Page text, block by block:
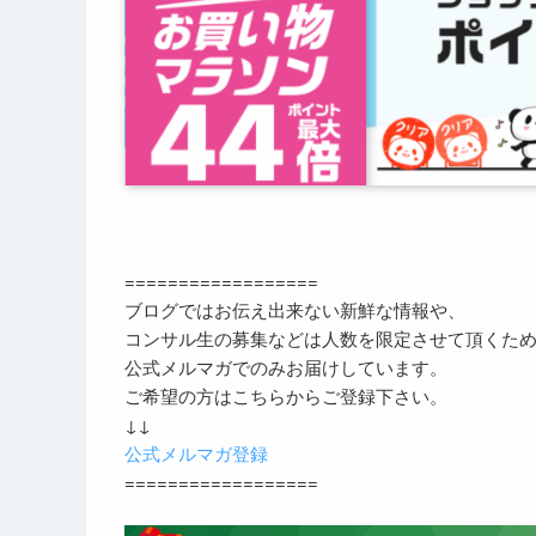
==================
ブログではお伝え出来ない新鮮な情報や、
コンサル生の募集などは人数を限定させて頂くため
公式メルマガでのみお届けしています。
ご希望の方はこちらからご登録下さい。
↓↓
公式メルマガ登録
==================